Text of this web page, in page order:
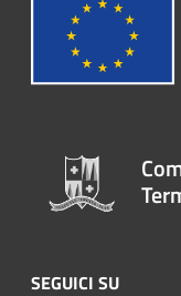
SEGUICI SU